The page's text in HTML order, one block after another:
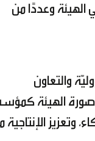
وعددًا من
والتعاون
صورة الهيئة
الإنتاجية